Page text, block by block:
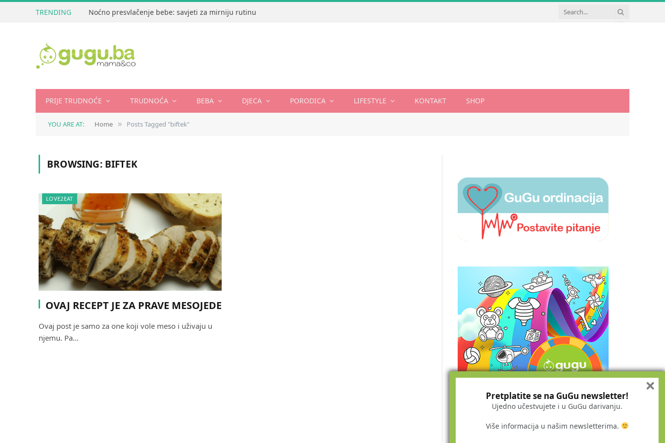
TRENDING Noćno presvlačenje bebe: savjeti za mirniju rutinu
PRIJE TRUDNOĆE TRUDNOĆA BEBA DJECA PORODICA LIFESTYLE KONTAKT SHOP
YOU ARE AT: Home » Posts Tagged "biftek"
BROWSING: BIFTEK
LOVE2EAT
OVAJ RECEPT JE ZA PRAVE MESOJEDE
Ovaj post je samo za one koji vole meso i uživaju u
njemu. Pa…
Pretplatite se na GuGu newsletter!
Ujedno učestvujete i u GuGu darivanju.
Više informacija u našim newsletterima.
×